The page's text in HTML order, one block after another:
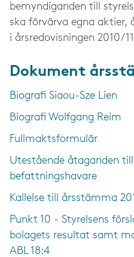
bemyndiganden till
ska förvärva egna aktier,
i årsredovisningen 2010/
Dokument
Biografi Siaou-Sze Lien
Biografi Wolfgang Reim
Fullmaktsformulär
Utestående åtaganden
befattningshavare
Kallelse till årsstämma
Punkt 10 - Styrelsens
bolagets resultat samt
ABL 18:4